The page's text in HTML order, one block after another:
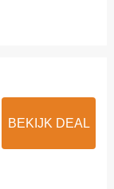
BEKIJK DEAL